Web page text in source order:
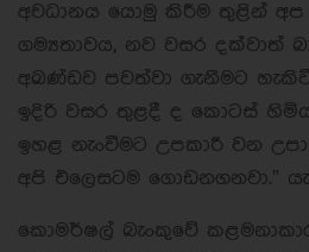
අවධානය යොමු කිරීම තුළින් අප
ගම්‍යතාවය, නව වසර දක්වාත්
අඛණ්ඩව පවත්වා ගැනීමට
ඉදිරි වසර තුළදී ද කොටස්
ඉහළ නැංවීමට උපකාරී වන
අපි එලෙසටම ගොඩනගනවා.”
කොමර්ෂල් බැංකුවේ